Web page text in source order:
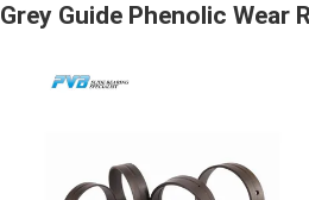
Grey Guide Phenolic